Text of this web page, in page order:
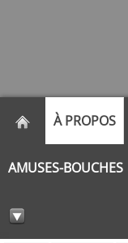
À PROPOS
AMUSES-BOUCHES